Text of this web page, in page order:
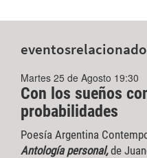
eventos
Martes 25 de Agosto 19:30
Con los sueños
probabilidades
Poesía Argentina
Antología personal,de